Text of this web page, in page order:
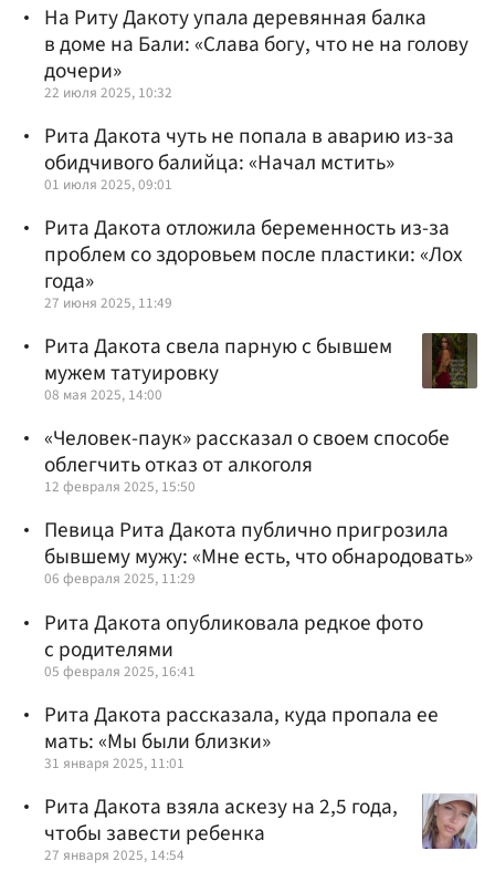
На Риту Дакоту упала деревянная балка
в доме на Бали: «Слава богу, что не на голову
дочери»
22 июля 2025, 10:32
Рита Дакота чуть не попала в аварию из-за
обидчивого балийца: «Начал мстить»
01 июля 2025, 09:01
Рита Дакота отложила беременность из-за
проблем со здоровьем после пластики: «Лох
года»
27 июня 2025, 11:49
Рита Дакота свела парную с бывшем
мужем татуировку
08 мая 2025, 14:00
«Человек-паук» рассказал о своем способе
облегчить отказ от алкоголя
12 февраля 2025, 15:50
Певица Рита Дакота публично пригрозила
бывшему мужу: «Мне есть, что обнародовать»
06 февраля 2025, 11:29
Рита Дакота опубликовала редкое фото
с родителями
05 февраля 2025, 16:41
Рита Дакота рассказала, куда пропала ее
мать: «Мы были близки»
31 января 2025, 11:01
Рита Дакота взяла аскезу на 2,5 года,
чтобы завести ребенка
27 января 2025, 14:54